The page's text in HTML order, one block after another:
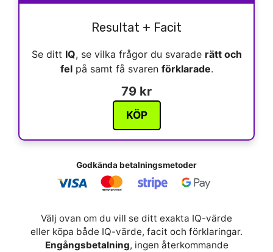
Resultat + Facit
Se ditt IQ, se vilka frågor du svarade rätt och
felpå samt få svaren förklarade.
79 kr
KÖP
Godkända betalningsmetoder
Välj ovan om du vill se ditt exakta IQ-värde
eller köpa både IQ-värde, facit och förklaringar.
Engångsbetalning, ingen återkommande